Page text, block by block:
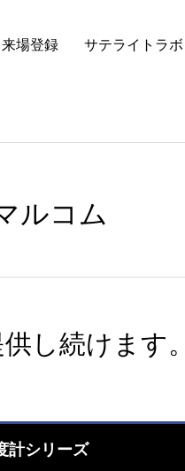
来場登録 サテライトラボ
ルコム
し続けます。
計シリーズ